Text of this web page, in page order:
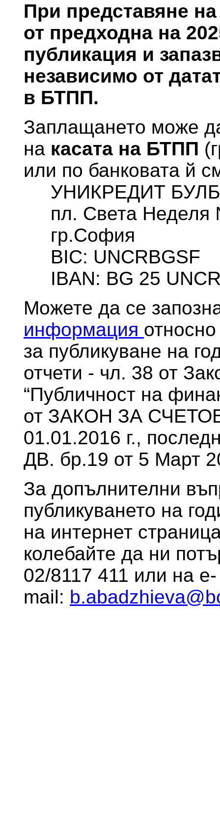
При представяне
от предходнa на 202
публикация и
независимо от
в БТПП.
Заплащането може
на касата на БТПП
или по банковата й
УНИКРЕДИТ
пл. Света Неделя
гр.София
BIC: UNCRBGSF
IBAN: BG 25
Можете да се
информация
за публикуване на
отчети - чл. 38 от
“Публичност на
от ЗАКОН ЗА
01.01.2016 г.,
ДВ. бр.19 от 5 Март
За допълнителни
публикуването на
на интернет
колебайте да ни
02/8117 411 или на е-
mail: